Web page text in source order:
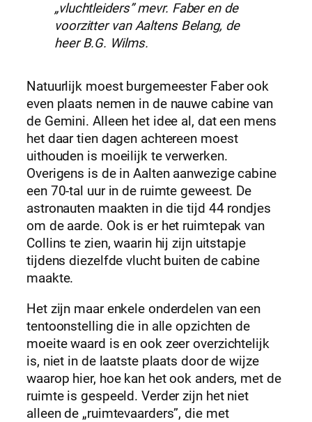
„vluchtleiders” mevr. Faber en de
voorzitter van Aaltens Belang, de
heer B.G. Wilms.
Natuurlijk moest burgemeester Faber ook
even plaats nemen in de nauwe cabine van
de Gemini. Alleen het idee al, dat een mens
het daar tien dagen achtereen moest
uithouden is moeilijk te verwerken.
Overigens is de in Aalten aanwezige cabine
een 70-tal uur in de ruimte geweest. De
astronauten maakten in die tijd 44 rondjes
om de aarde. Ook is er het ruimtepak van
Collins te zien, waarin hij zijn uitstapje
tijdens diezelfde vlucht buiten de cabine
maakte.
Het zijn maar enkele onderdelen van een
tentoonstelling die in alle opzichten de
moeite waard is en ook zeer overzichtelijk
is, niet in de laatste plaats door de wijze
waarop hier, hoe kan het ook anders, met de
ruimte is gespeeld. Verder zijn het niet
alleen de „ruimtevaarders”, die met